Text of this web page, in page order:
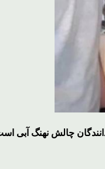
چالش نهنگ آبی